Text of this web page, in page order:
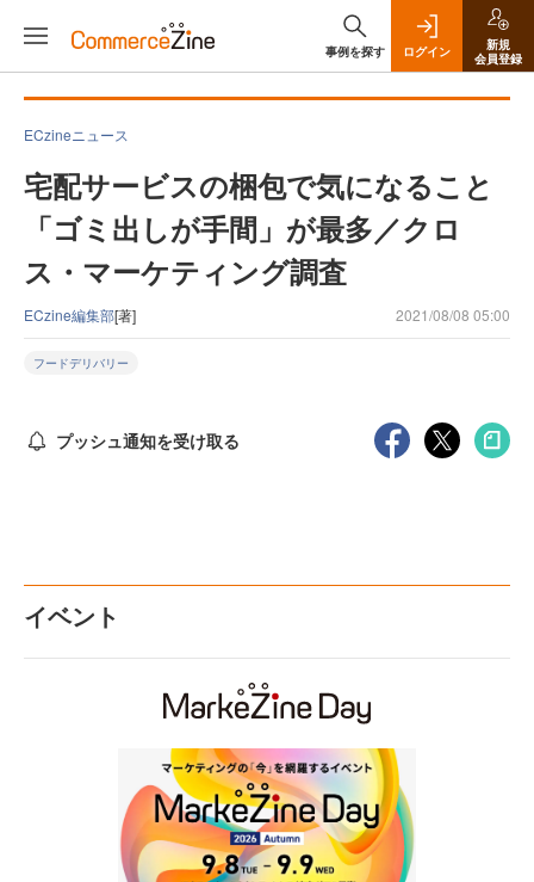
事例を探す ログイン
新規
会員登録
ECzineニュース
宅配サービスの梱包で気になること
「ゴミ出しが手間」が最多／クロ
ス・マーケティング調査
ECzine編集部[著] 2021/08/08 05:00
フードデリバリー
プッシュ通知を受け取る
イベント